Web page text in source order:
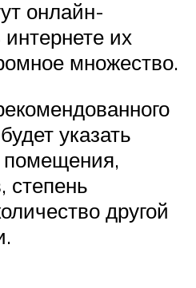
онлайн-
их
множество.
указать
помещения,
степень
другой